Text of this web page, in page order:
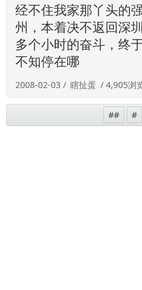
经不住我家那丫头的
州，本着决不返回深
多个小时的奋斗，终
不知停在哪
2008-02-03 / 瞎扯蛋 / 4,905浏
## #